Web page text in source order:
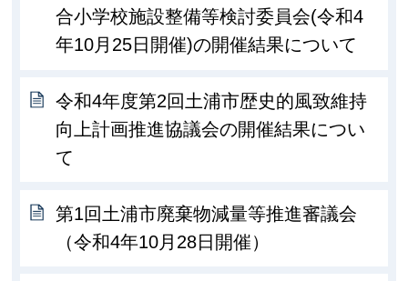
合小学校施設整備等検討委員会(令和4
年10月25日開催)の開催結果について
令和4年度第2回土浦市歴史的風致維持
向上計画推進協議会の開催結果につい
て
第1回土浦市廃棄物減量等推進審議会
（令和4年10月28日開催）